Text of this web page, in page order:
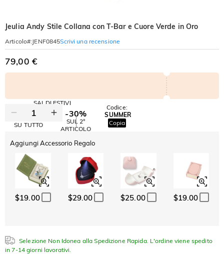
Jeulia Andy Stile Collana con T-Bar e Cuore Verde in Oro
Articolo#: JENF0845Scrivi una recensione
79,00 €
SALDI ESTIVI
-10%
SU TUTTO
-30%
SUL 2°
ARTICOLO
Codice:
SUMMER
Copia
Aggiungi Accessorio Regalo
$19.00 $29.00 $25.00 $19.00
Selezione Non Idonea alla Spedizione Rapida. L'ordine viene spedito
in 7-14 giorni lavorativi.